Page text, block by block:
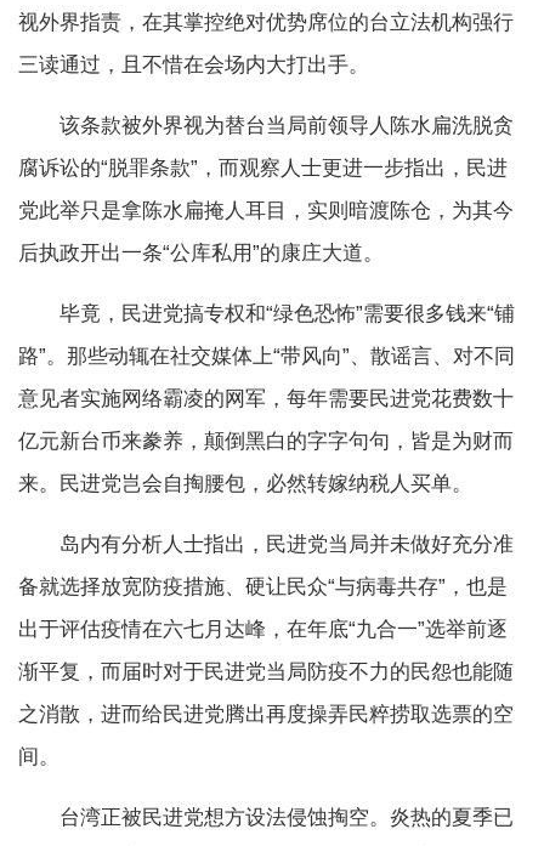
视外界指责，在其掌控绝对优势席位的台立法机构强行
三读通过，且不惜在会场内大打出手。
该条款被外界视为替台当局前领导人陈水扁洗脱贪
腐诉讼的“脱罪条款”，而观察人士更进一步指出，民进
党此举只是拿陈水扁掩人耳目，实则暗渡陈仓，为其今
后执政开出一条“公库私用”的康庄大道。
毕竟，民进党搞专权和“绿色恐怖”需要很多钱来“铺
路”。那些动辄在社交媒体上“带风向”、散谣言、对不同
意见者实施网络霸凌的网军，每年需要民进党花费数十
亿元新台币来豢养，颠倒黑白的字字句句，皆是为财而
来。民进党岂会自掏腰包，必然转嫁纳税人买单。
岛内有分析人士指出，民进党当局并未做好充分准
备就选择放宽防疫措施、硬让民众“与病毒共存”，也是
出于评估疫情在六七月达峰，在年底“九合一”选举前逐
渐平复，而届时对于民进党当局防疫不力的民怨也能随
之消散，进而给民进党腾出再度操弄民粹捞取选票的空
间。
台湾正被民进党想方设法侵蚀掏空。炎热的夏季已